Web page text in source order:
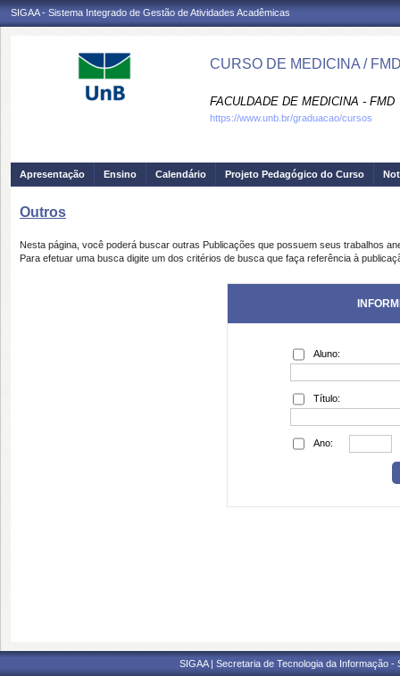
SIGAA - Sistema Integrado de Gestão de Atividades Acadêmicas
CURSO DE MEDICINA /
FACULDADE DE MEDICINA - FMD
https://www.unb.br/graduacao/cursos
Apresentação Ensino Calendário Projeto Pedagógico do Curso
Outros
Nesta página, você poderá buscar outras Publicações que possuem seus trabalhos
Para efetuar uma busca digite um dos critérios de busca que faça referência à
Aluno:
Título:
Ano:
SIGAA | Secretaria de Tecnologia da Informação